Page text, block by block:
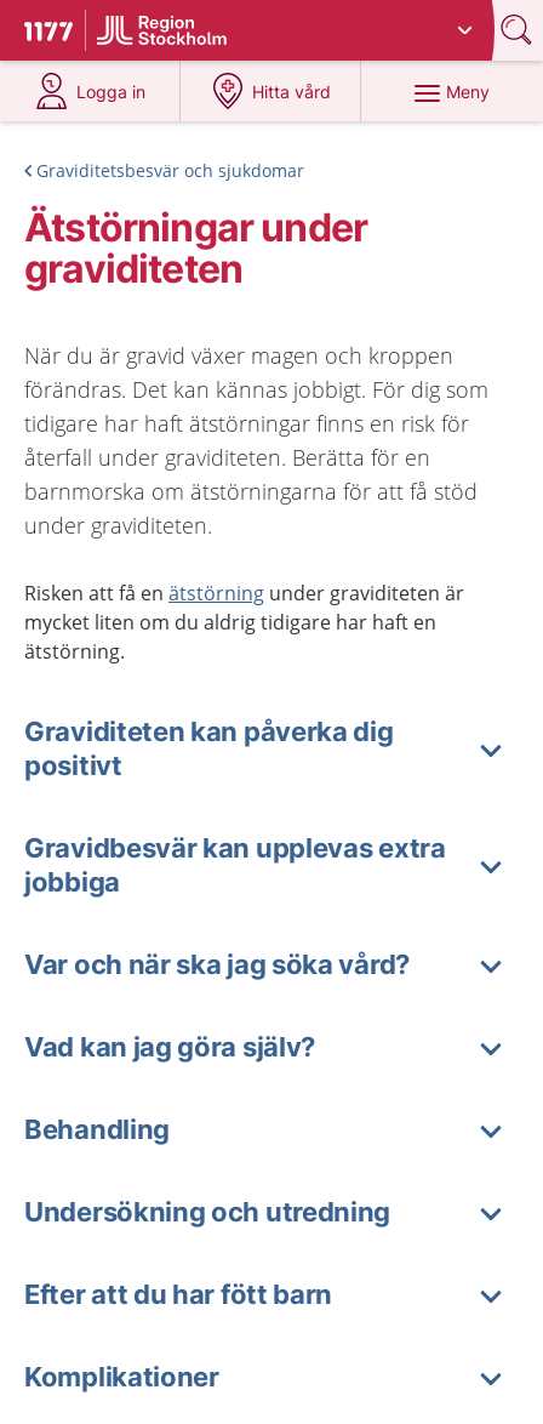
Till startsidan för 1177
Du har valt region
Logga in
på 1177.se
Hitta vård
på 1177.se
Meny
Graviditetsbesvär och sjukdomar
Ätstörningar under
graviditeten
När du är gravid växer magen och kroppen
förändras. Det kan kännas jobbigt. För dig som
tidigare har haft ätstörningar finns en risk för
återfall under graviditeten. Berätta för en
barnmorska om ätstörningarna för att få stöd
under graviditeten.
Risken att få en ätstörning under graviditeten är
mycket liten om du aldrig tidigare har haft en
ätstörning.
Graviditeten kan påverka dig
positivt
Gravidbesvär kan upplevas extra
jobbiga
Var och när ska jag söka vård?
Vad kan jag göra själv?
Behandling
Undersökning och utredning
Efter att du har fött barn
Komplikationer